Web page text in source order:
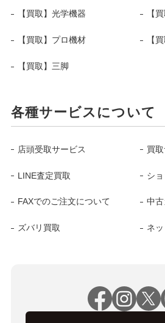
【買取】光学機器 【
【買取】プロ機材 【
【買取】三脚
各種サービスについて
店頭受取サービス 買
LINE査定買取 シ
FAXでのご注文について 中
ズバリ買取 ネ